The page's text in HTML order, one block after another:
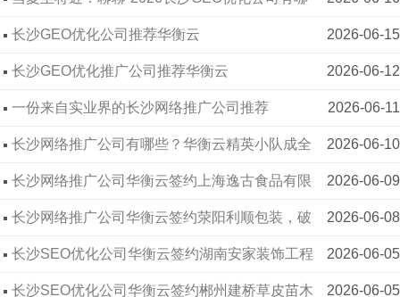
华衡云签约正业必成科技
华衡云签约探真科技
华衡云签约丹鹿科技
华衡云签约中能工建设集团
华衡云签约象物精信
华衡云签约风之羽也唇牙膏
华衡云签约淘卡科技
华衡云签约湖南国农
些”，以及华衡云在高温天里把GEO做实做稳的做法 2026-06-15
长沙GEO优化公司推荐华衡云
2026-06-12
长沙GEO优化推广公司推荐华衡云
2026-06-11
一份来自实业界的长沙网络推广公司推荐
2026-06-10
长沙网络推广公司有哪些？华衡云精英小队成全
员学习榜样 2026-06-09
长沙网络推广公司华衡云签约上海逸古食品有限
公司 2026-06-08
长沙网络推广公司华衡云签约荥阳利顺包装，破
解包装行业线上获客难题 2026-06-05
长沙SEO优化公司华衡云签约湖南安家装饰工程
有限公司 2026-06-05
长沙SEO优化公司华衡云签约郴州建桥草皮苗木